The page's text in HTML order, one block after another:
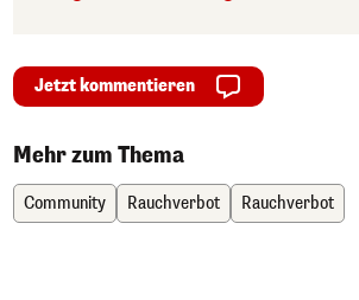
Jetzt kommentieren
Mehr zum Thema
Community Rauchverbot Rauchverbot